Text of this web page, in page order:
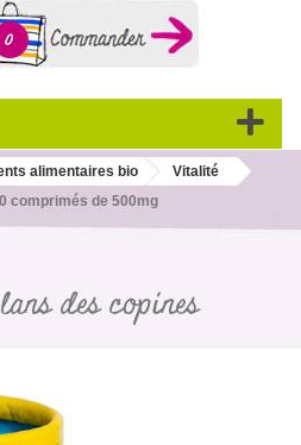
0
alimentaires bio
Vitalité
comprimés de 500mg
des copines